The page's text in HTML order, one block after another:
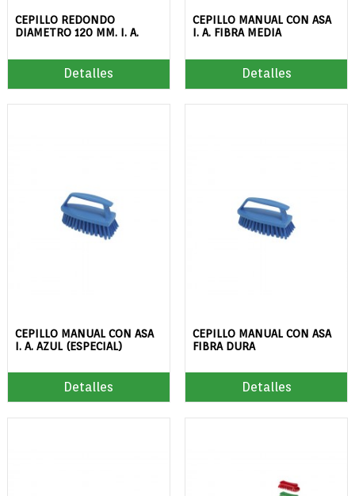
CEPILLO REDONDO
DIAMETRO 120 MM. I. A.
Detalles
CEPILLO MANUAL CON ASA
I. A. FIBRA MEDIA
Detalles
CEPILLO MANUAL CON ASA
I. A. AZUL (ESPECIAL)
Detalles
CEPILLO MANUAL CON ASA
FIBRA DURA
Detalles